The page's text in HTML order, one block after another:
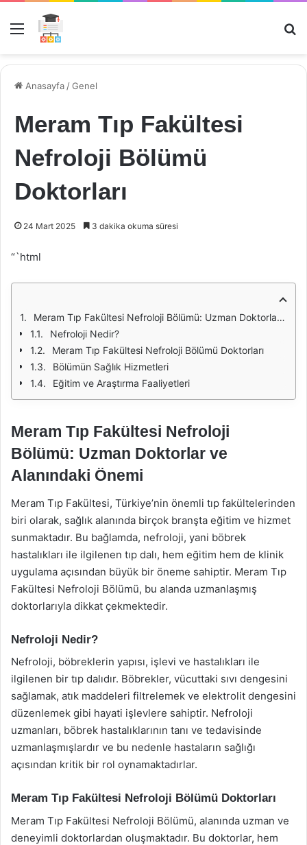
Menü
Anasayfa /Genel
Meram Tıp Fakültesi
Nefroloji Bölümü
Doktorları
24 Mart 2025 3 dakika okuma süresi
“`html
Meram Tıp Fakültesi Nefroloji Bölümü: Uzman Doktorlar ve Alanındaki Önemi
Nefroloji Nedir?
Meram Tıp Fakültesi Nefroloji Bölümü Doktorları
Bölümün Sağlık Hizmetleri
Eğitim ve Araştırma Faaliyetleri
Meram Tıp Fakültesi Nefroloji
Bölümü: Uzman Doktorlar ve
Alanındaki Önemi
Meram Tıp Fakültesi, Türkiye’nin önemli tıp fakültelerinden
biri olarak, sağlık alanında birçok branşta eğitim ve hizmet
sunmaktadır. Bu bağlamda, nefroloji, yani böbrek
hastalıkları ile ilgilenen tıp dalı, hem eğitim hem de klinik
uygulama açısından büyük bir öneme sahiptir. Meram Tıp
Fakültesi Nefroloji Bölümü, bu alanda uzmanlaşmış
doktorlarıyla dikkat çekmektedir.
Nefroloji Nedir?
Nefroloji, böbreklerin yapısı, işlevi ve hastalıkları ile
ilgilenen bir tıp dalıdır. Böbrekler, vücuttaki sıvı dengesini
sağlamak, atık maddeleri filtrelemek ve elektrolit dengesini
düzenlemek gibi hayati işlevlere sahiptir. Nefroloji
uzmanları, böbrek hastalıklarının tanı ve tedavisinde
uzmanlaşmışlardır ve bu nedenle hastaların sağlığı
açısından kritik bir rol oynamaktadırlar.
Meram Tıp Fakültesi Nefroloji Bölümü Doktorları
Meram Tıp Fakültesi Nefroloji Bölümü, alanında uzman ve
deneyimli doktorlardan oluşmaktadır. Bu doktorlar, hem